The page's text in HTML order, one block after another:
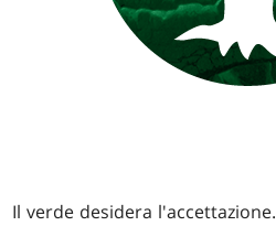
Il verde desidera l'accettazione.